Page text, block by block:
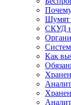
Шумят
СКУД
Как